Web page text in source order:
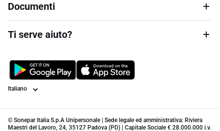
Documenti
Ti serve aiuto?
Lingua
© Sonepar Italia S.p.A Unipersonale | Sede legale ed amministrativa: Riviera
Maestri del Lavoro, 24, 35127 Padova (PD) | Capitale Sociale € 28.000.000 i.v.